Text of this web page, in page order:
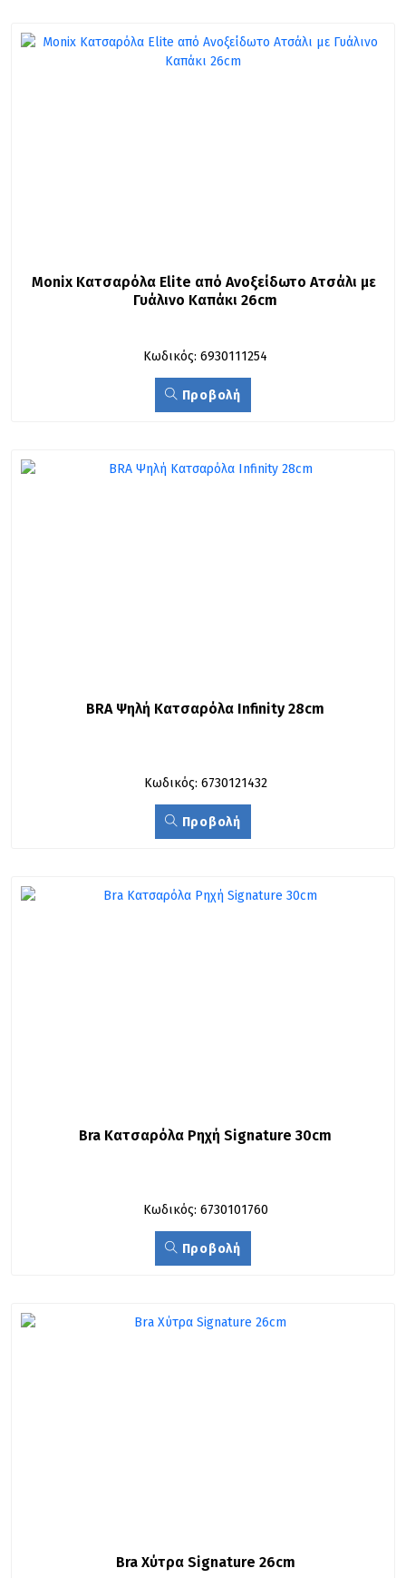
Monix Κατσαρόλα Elite από Ανοξείδωτο Ατσάλι με
Γυάλινο Καπάκι 26cm
Κωδικός: 6930111254
Προβολή
BRA Ψηλή Κατσαρόλα Infinity 28cm
Κωδικός: 6730121432
Προβολή
Bra Κατσαρόλα Ρηχή Signature 30cm
Κωδικός: 6730101760
Προβολή
Bra Χύτρα Signature 26cm